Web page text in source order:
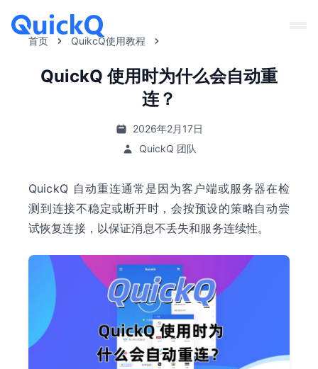
首页 QuikcQ使用教程
QuickQ 使用时为什么会自动重
连？
2026年2月17日
QuickQ 团队
QuickQ 自动重连通常是因为客户端或服务器在检
测到连接不稳定或断开时，会按预设的策略自动尝
试恢复连接，以保证消息不丢失和服务连续性。